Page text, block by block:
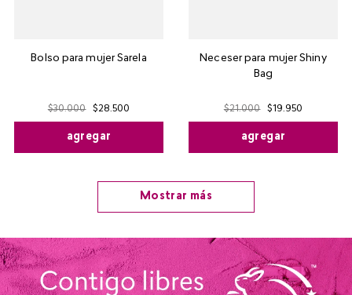
Bolso para mujer Sarela
$30.000 $28.500
agregar
Neceser para mujer Shiny
Bag
$21.000 $ 19.950
agregar
Mostrar más